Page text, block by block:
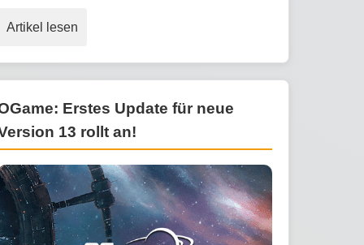
Artikel lesen
Erstes Update für neue
13 rollt an!